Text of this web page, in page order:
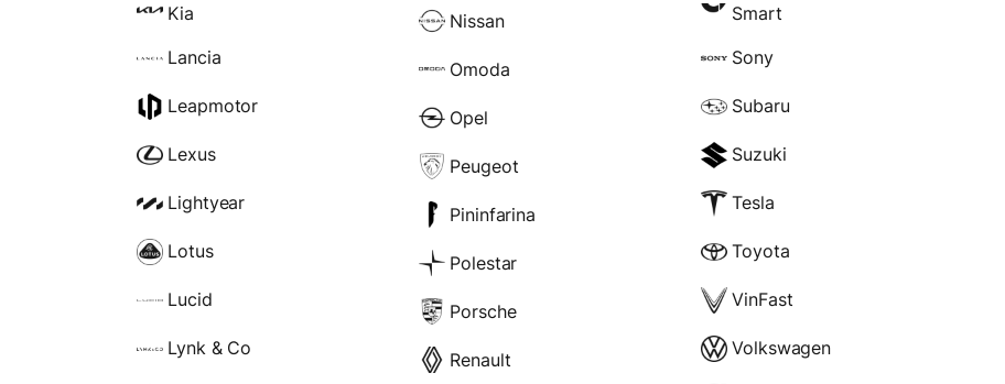
Kia
Lancia
Leapmotor
Lexus
Lightyear
Lotus
Lucid
Lynk & Co
Nissan
Omoda
Opel
Peugeot
Pininfarina
Polestar
Porsche
Renault
Smart
Sony
Subaru
Suzuki
Tesla
Toyota
VinFast
Volkswagen